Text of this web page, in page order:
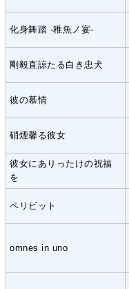
化身舞踏 -稚魚ノ宴-
剛毅直諒たる白き忠犬
彼の慕情
硝煙馨る彼女
彼女にありったけの祝福
を
ペリビット
omnes in uno